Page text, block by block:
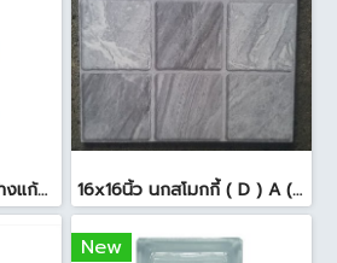
N-003/13 บล็อกแก้ว ช้างแก้ว WOW พริ้วแก้ว ( 24x11.5x8cm ) 16x16นิ้ว นกสโมกกี้ ( D ) A (Pack6)
New